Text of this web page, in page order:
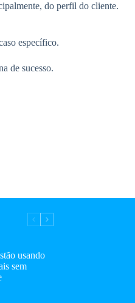
do perfil do cliente.
específico.
de sucesso.
usando
sem